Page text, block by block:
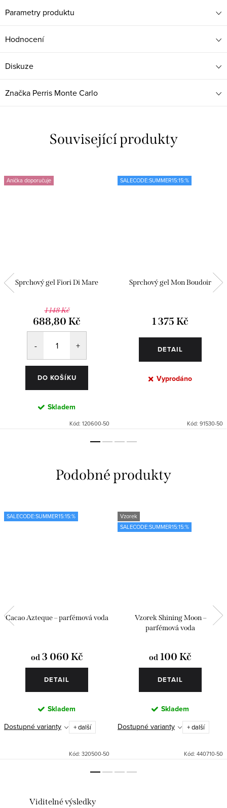
Parametry produktu
Hodnocení
Diskuze
Značka Perris Monte Carlo
Související produkty
Anička doporučuje
Sprchový gel Fiori Di Mare
1 148 Kč
688,80 Kč
DO KOŠÍKU
Skladem
Kód: 120600-50
SALECODE:SUMMER15:15:%
Sprchový gel Mon Boudoir
1 375 Kč
DETAIL
Vyprodáno
Kód: 91530-50
SALECODE:SUMMER15:15:%
Cacao Azteque – parfémová voda
od3 060 Kč
DETAIL
Skladem
Dostupné varianty + další
Kód: 320500-50
Vzorek
SALECODE:SUMMER15:15:%
Vzorek Shining Moon –
parfémová voda
od 100 Kč
DETAIL
Skladem
Dostupné varianty + další
Kód: 440710-50
Viditelné výsledky